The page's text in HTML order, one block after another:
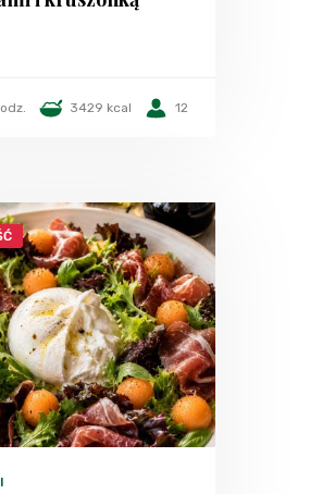
3429 kcal 12